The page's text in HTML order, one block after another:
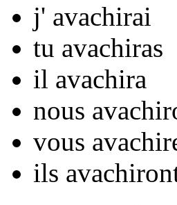
j' avachirai
tu avachiras
il avachira
nous avach
vous avach
ils avach